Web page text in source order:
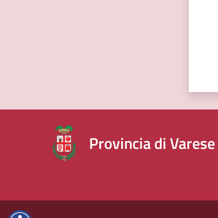
Provincia di Varese